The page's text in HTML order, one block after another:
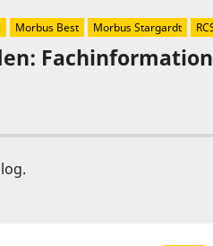
Morbus Best Morbus Stargardt